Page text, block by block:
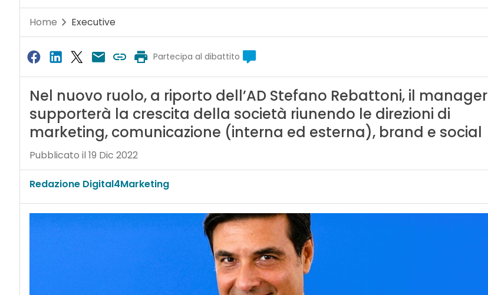
Home Executive
Partecipa al dibattito
Nel nuovo ruolo, a riporto dell’AD Stefano Rebattoni, il manager
supporterà la crescita della società riunendo le direzioni di
marketing, comunicazione (interna ed esterna), brand e social
Pubblicato il 19 Dic 2022
Redazione Digital4Marketing